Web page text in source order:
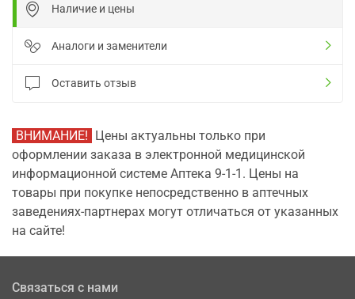
Наличие и цены
Аналоги и заменители
Оставить отзыв
ВНИМАНИЕ! Цены актуальны только при
оформлении заказа в электронной медицинской
информационной системе Аптека 9-1-1. Цены на
товары при покупке непосредственно в аптечных
заведениях-партнерах могут отличаться от указанных
на сайте!
Связаться с нами